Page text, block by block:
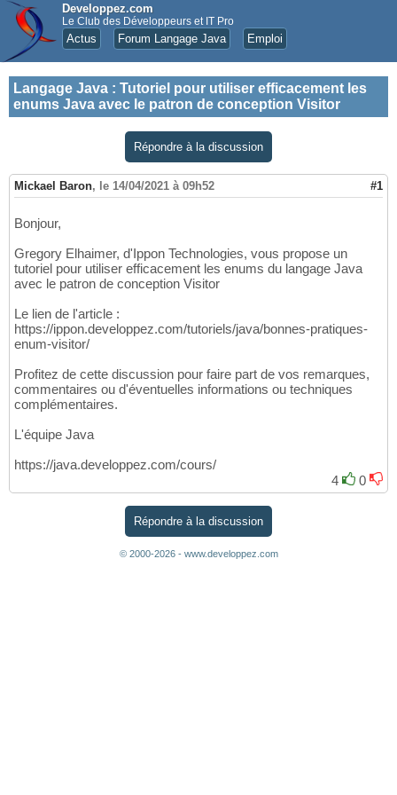
Developpez.com
Le Club des Développeurs et IT Pro
Actus Forum Langage Java Emploi
Langage Java : Tutoriel pour utiliser efficacement les
enums Java avec le patron de conception Visitor
Répondre à la discussion
Mickael Baron, le 14/04/2021 à 09h52 #1
Bonjour,
Gregory Elhaimer, d'Ippon Technologies, vous propose un
tutoriel pour utiliser efficacement les enums du langage Java
avec le patron de conception Visitor
Le lien de l'article :
https://ippon.developpez.com/tutoriels/java/bonnes-pratiques-
enum-visitor/
Profitez de cette discussion pour faire part de vos remarques,
commentaires ou d'éventuelles informations ou techniques
complémentaires.
L'équipe Java
https://java.developpez.com/cours/
4
0
Répondre à la discussion
© 2000-2026 - www.developpez.com